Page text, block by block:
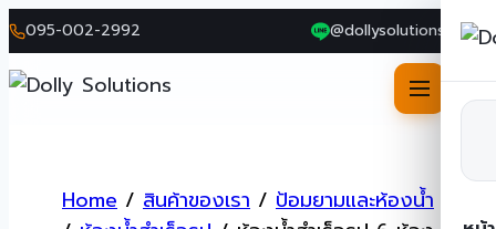
095-002-2992 @dollysolutions
contentHome / สินค้าของเรา / ป้อมยามและห้องน้ำ